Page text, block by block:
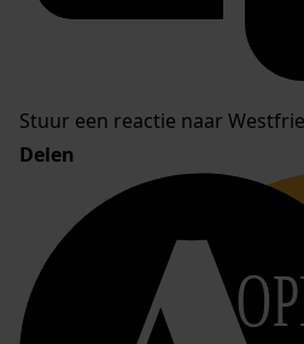
Stuur een reactie naar
Delen